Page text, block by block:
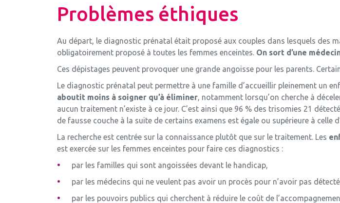
Problèmes éthiques
Au départ, le diagnostic prénatal était proposé aux couples dans lesquels des
obligatoirement proposé à toutes les femmes enceintes. On sort d’une
Ces dépistages peuvent provoquer une grande angoisse pour les parents.
Le diagnostic prénatal peut permettre à une famille d’accueillir pleinement un
aboutit moins à soigner qu’à éliminer, notamment lorsqu’on cherche à
aucun traitement n’existe à ce jour. C’est ainsi que 96 % des trisomies 21
de fausse couche à la suite de certains examens est égale ou supérieure à celle
La recherche est centrée sur la connaissance plutôt que sur le traitement. Les
est exercée sur les femmes enceintes pour faire ces diagnostics :
par les familles qui sont angoissées devant le handicap,
par les médecins qui ne veulent pas avoir un procès pour n’avoir pas
par les pouvoirs publics qui cherchent à réduire le coût de